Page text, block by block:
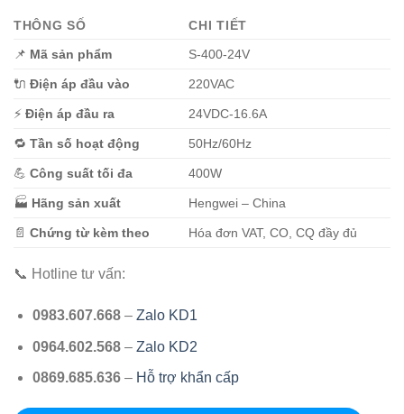
THÔNG SỐ
CHI TIẾT
📌 Mã sản phẩm S-400-24V
🔌 Điện áp đầu vào 220VAC
⚡ Điện áp đầu ra 24VDC-16.6A
🔁 Tần số hoạt động 50Hz/60Hz
💪 Công suất tối đa 400W
🏭 Hãng sản xuất Hengwei – China
📄 Chứng từ kèm theo Hóa đơn VAT, CO, CQ đầy đủ
📞 Hotline tư vấn:
0983.607.668– Zalo KD1
0964.602.568– Zalo KD2
0869.685.636– Hỗ trợ khẩn cấp